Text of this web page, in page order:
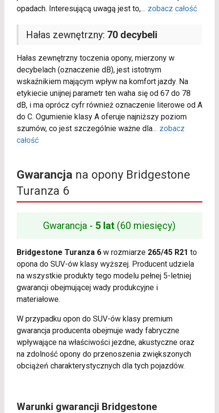
opadach. Interesującą uwagą jest to,... zobacz całość
Hałas zewnętrzny: 70 decybeli
Hałas zewnętrzny toczenia opony, mierzony w
decybelach (oznaczenie dB), jest istotnym
wskaźnikiem mającym wpływ na komfort jazdy. Na
etykiecie unijnej parametr ten waha się od 67 do 78
dB, i ma oprócz cyfr również oznaczenie literowe od A
do C. Ogumienie klasy A oferuje najniższy poziom
szumów, co jest szczególnie ważne dla... zobacz
całość
Gwarancjana opony Bridgestone
Turanza 6
Gwarancja - 5 lat (60 miesięcy)
Bridgestone Turanza 6w rozmiarze 265/45 R21 to
opona do SUV-ów klasy wyższej. Producent udziela
na wszystkie produkty tego modelu pełnej 5-letniej
gwarancji obejmującej wady produkcyjne i
materiałowe.
W przypadku opon do SUV-ów klasy premium
gwarancja producenta obejmuje wady fabryczne
wpływające na właściwości jezdne, akustyczne oraz
na zdolność opony do przenoszenia zwiększonych
obciążeń charakterystycznych dla tych pojazdów.
Warunki gwarancji Bridgestone